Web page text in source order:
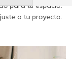
para tu espacio.
a tu proyecto.